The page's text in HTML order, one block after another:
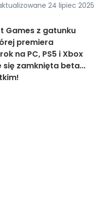
24 lipiec 2025
Games z gatunku
premiera
na PC, PS5 i Xbox
się zamknięta beta...